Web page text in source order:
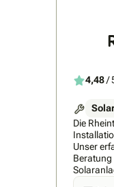
4,48/
Die
Unser
und